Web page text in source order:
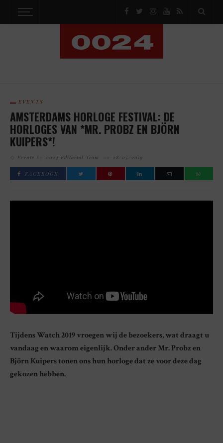
EVENTS
AMSTERDAMS HORLOGE FESTIVAL: DE
HORLOGES VAN *MR. PROBZ EN BJÖRN
KUIPERS*!
Events 0024 Editorial Team 28/05/2019
FACEBOOK
Tijdens Watch 2019 vroegen wij de bezoekers, wat draagt u
vandaag en waarom eigenlijk. Onder ander Mr. Probz en
Björn Kuipers tonen ons hun horloge dat ze voor deze dag
gekozen hebben.